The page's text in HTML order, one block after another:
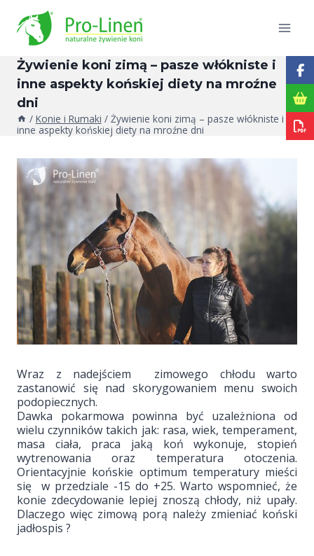
treści
Żywienie koni zimą – pasze włókniste i
inne aspekty końskiej diety na mroźne
dni
/ Konie i Rumaki / Żywienie koni zimą – pasze włókniste i
inne aspekty końskiej diety na mroźne dni
Wraz z nadejściem zimowego chłodu warto
zastanowić się nad skorygowaniem menu swoich
podopiecznych.
Dawka pokarmowa powinna być uzależniona od
wielu czynników takich jak: rasa, wiek, temperament,
masa ciała, praca jaką koń wykonuje, stopień
wytrenowania oraz temperatura otoczenia.
Orientacyjnie końskie optimum temperatury mieści
się w przedziale -15 do +25. Warto wspomnieć, że
konie zdecydowanie lepiej znoszą chłody, niż upały.
Dlaczego więc zimową porą należy zmieniać koński
jadłospis ?